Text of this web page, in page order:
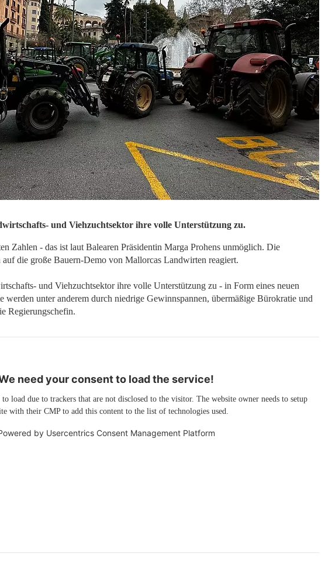
und Viehzuchtsektor ihre volle Unterstützung zu.
Zahlen - das ist laut Balearen Präsidentin Marga Prohens unmöglich. Die
auf die große Bauern-Demo von Mallorcas Landwirten reagiert.
und Viehzuchtsektor ihre volle Unterstützung zu - in Form eines neuen
werden unter anderem durch niedrige Gewinnspannen, übermäßige Bürokratie und
Regierungschefin.
need your consent to load the service!
load due to trackers that are not disclosed to the visitor. The website owner needs to setup
with their CMP to add this content to the list of technologies used.
by Usercentrics Consent Management Platform